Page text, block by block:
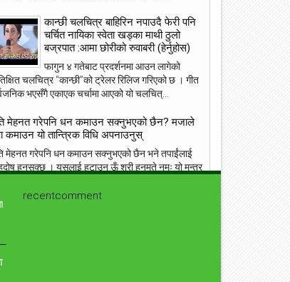
निधि अमेरिकामा
आइपीएल : हैदरावादलाई हराउँदै चेन्नाई
पटक फाइनलमा, फाप डु प्लेसिसको
कान्छी चलचित्र बाहिरिन नपाउदै फेरी पनि
चर्चित नायिका स्वेता खड्का माथी ठुलो
बज्रपात :आमा छोरीको रुवाबरी (हेर्नुहोस)
फागुन ४ गतेबाट प्रदर्शनमा आउन लागेको
चलचित्र “कान्छी”को ट्रेलर रिलिज गरिएको छ । गीत
भएसँगै एकाएक चर्चामा आएको यो चलचित्...
मेहनत गरेपनि धन कमाउन सक्नुभएको छैन? मजाले
कमाउन यो तान्त्रिक विधि अपनाउनुस्
मेहनत गरेपनि धन कमाउन सक्नुभएको छैन भने तपाईंलाई
हुनसक्छ । यसलाई हटाउन ऊँ श्री हनुमते नमः यो मन्त्र
यी ११ सुन्दरीहरु जसले स्तनलाई स्वतन्त्रता दिँदा
हो । जब जब उनीहरु रातो कालो, अगाडी पछाडी छल्नै
कपडा लगाउछन् ।...
recentcomment